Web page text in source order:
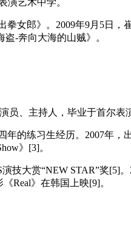
女郎》。2009年9月5日
-奔向大海的山贼》。
员、主持人，毕业于首尔表
的练习生经历。2007年
》[3]。
技大赏“NEW STAR”奖
Real》在韩国上映[9]。